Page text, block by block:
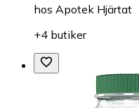
hos Apotek Hjärtat
+4 butiker